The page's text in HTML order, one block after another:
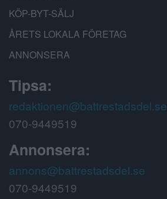
KÖP-BYT-SÄLJ
ÅRETS LOKALA FÖRETAG
ANNONSERA
Tipsa:
redaktionen@battrestadsdel.se
070-9449519
Annonsera:
annons@battrestadsdel.se
070-9449519